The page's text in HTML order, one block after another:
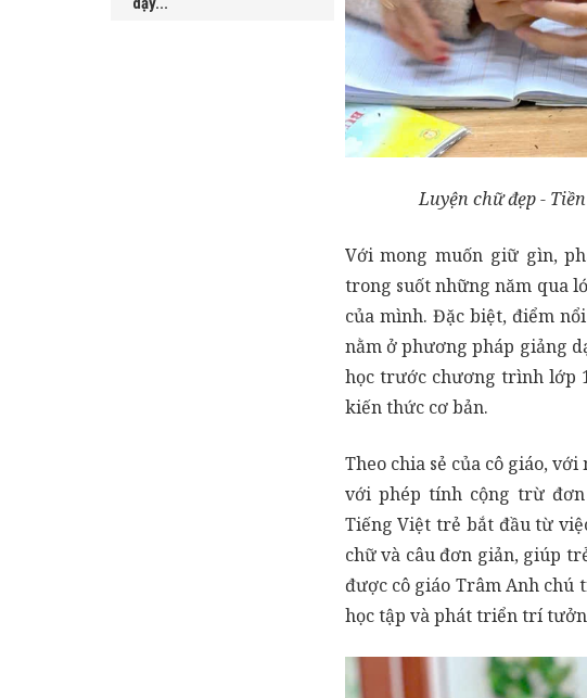
Luyện chữ đẹp -
Với mong muốn giữ gìn,
trong suốt những năm qua
của mình. Đặc biệt, điểm
nằm ở phương pháp giảng
học trước chương trình lớp
kiến thức cơ bản.
Theo chia sẻ của cô giáo,
với phép tính cộng trừ
Tiếng Việt trẻ bắt đầu từ
chữ và câu đơn giản, giúp
được cô giáo Trâm Anh
học tập và phát triển trí